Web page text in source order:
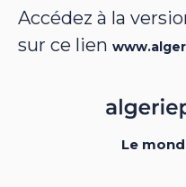
Accédez à la
sur ce lien
Le